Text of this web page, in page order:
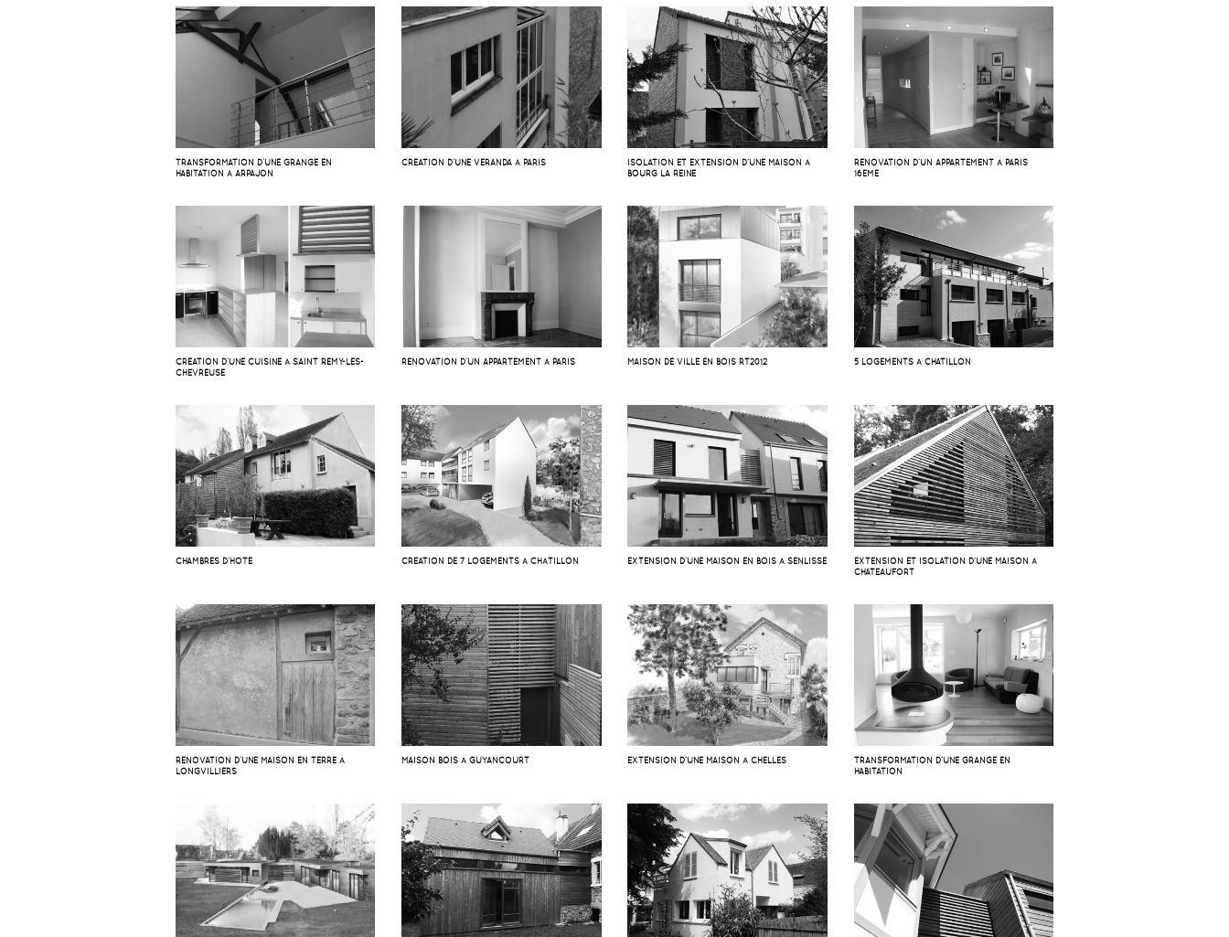
TRANSFORMATION D’UNE GRANGE EN
HABITATION À ARPAJON
CRÉATION D’UNE VÉRANDA À PARIS
ISOLATION ET EXTENSION D’UNE MAISON À
BOURG LA REINE
RÉNOVATION D’UN APPARTEMENT À PARIS
16EME
CRÉATION D’UNE CUISINE À SAINT RÉMY-LES-
CHEVREUSE
RÉNOVATION D’UN APPARTEMENT À PARIS MAISON DE VILLE EN BOIS RT2012 5 LOGEMENTS À CHATILLON
CHAMBRES D’HOTE CRÉATION DE 7 LOGEMENTS À CHÂTILLON EXTENSION D’UNE MAISON EN BOIS À SENLISSE
EXTENSION ET ISOLATION D’UNE MAISON À
CHATEAUFORT
RÉNOVATION D’UNE MAISON EN TERRE À
LONGVILLIERS
MAISON BOIS À GUYANCOURT EXTENSION D’UNE MAISON À CHELLES
TRANSFORMATION D’UNE GRANGE EN
HABITATION